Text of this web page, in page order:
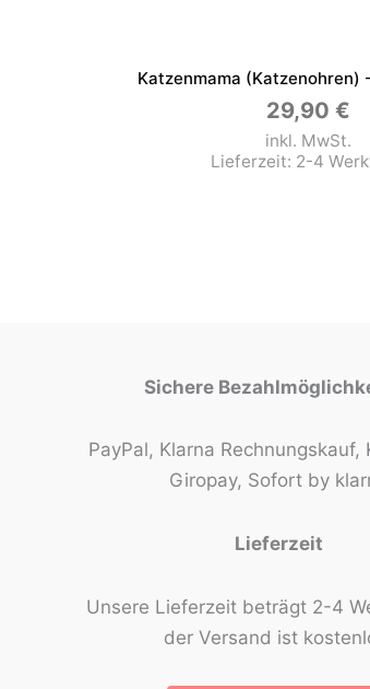
Katzenmama (Katzenohren)
29,90 €
inkl. MwSt.
Lieferzeit: 2-4
Sichere
PayPal, Klarna Rechnungskauf,
Giropay, Sofort by
Lieferzeit
Unsere Lieferzeit beträgt 2-4
der Versand ist